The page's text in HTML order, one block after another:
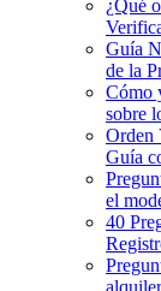
¿Qué
Guía
de la
Cómo
sobre
Orden
Guía
el
40